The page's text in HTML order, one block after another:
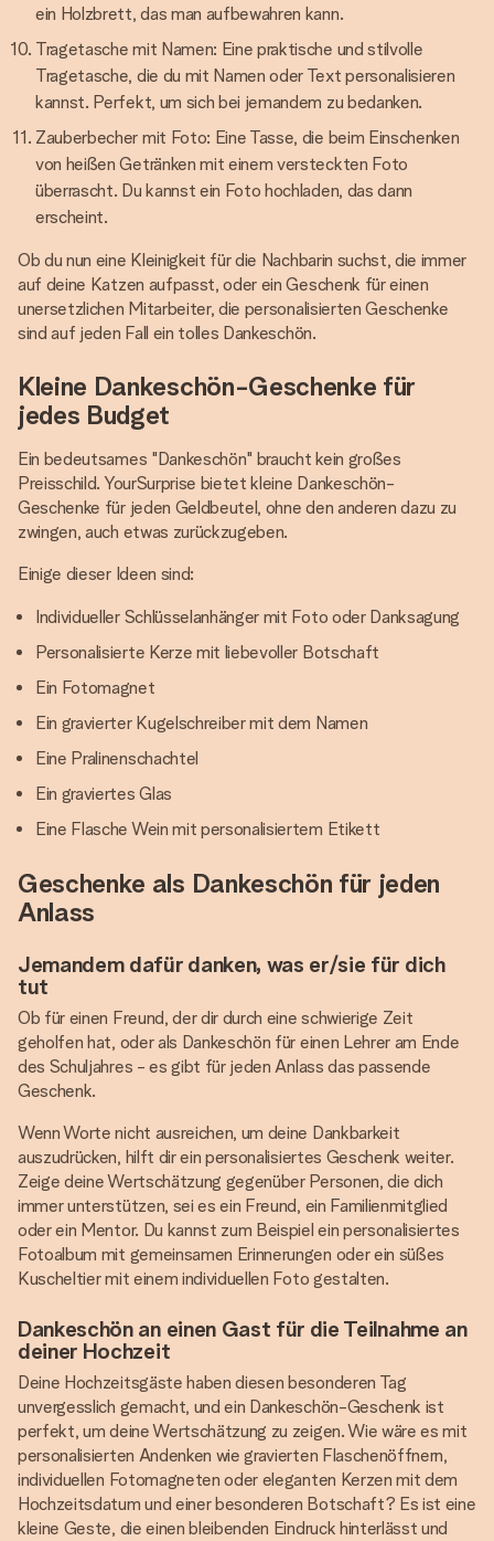
ein Holzbrett, das man aufbewahren kann.
Tragetasche mit Namen: Eine praktische und stilvolle
Tragetasche, die du mit Namen oder Text personalisieren
kannst. Perfekt, um sich bei jemandem zu bedanken.
Zauberbecher mit Foto: Eine Tasse, die beim Einschenken
von heißen Getränken mit einem versteckten Foto
überrascht. Du kannst ein Foto hochladen, das dann
erscheint.
Ob du nun eine Kleinigkeit für die Nachbarin suchst, die immer
auf deine Katzen aufpasst, oder ein Geschenk für einen
unersetzlichen Mitarbeiter, die personalisierten Geschenke
sind auf jeden Fall ein tolles Dankeschön.
Kleine Dankeschön-Geschenke für
jedes Budget
Ein bedeutsames "Dankeschön" braucht kein großes
Preisschild. YourSurprise bietet kleine Dankeschön-
Geschenke für jeden Geldbeutel, ohne den anderen dazu zu
zwingen, auch etwas zurückzugeben.
Einige dieser Ideen sind:
Individueller Schlüsselanhänger mit Foto oder Danksagung
Personalisierte Kerze mit liebevoller Botschaft
Ein Fotomagnet
Ein gravierter Kugelschreiber mit dem Namen
Eine Pralinenschachtel
Ein graviertes Glas
Eine Flasche Wein mit personalisiertem Etikett
Geschenke als Dankeschön für jeden
Anlass
Jemandem dafür danken, was er/sie für dich
tut
Ob für einen Freund, der dir durch eine schwierige Zeit
geholfen hat, oder als Dankeschön für einen Lehrer am Ende
des Schuljahres - es gibt für jeden Anlass das passende
Geschenk.
Wenn Worte nicht ausreichen, um deine Dankbarkeit
auszudrücken, hilft dir ein personalisiertes Geschenk weiter.
Zeige deine Wertschätzung gegenüber Personen, die dich
immer unterstützen, sei es ein Freund, ein Familienmitglied
oder ein Mentor. Du kannst zum Beispiel ein personalisiertes
Fotoalbum mit gemeinsamen Erinnerungen oder ein süßes
Kuscheltier mit einem individuellen Foto gestalten.
Dankeschön an einen Gast für die Teilnahme an
deiner Hochzeit
Deine Hochzeitsgäste haben diesen besonderen Tag
unvergesslich gemacht, und ein Dankeschön-Geschenk ist
perfekt, um deine Wertschätzung zu zeigen. Wie wäre es mit
personalisierten Andenken wie gravierten Flaschenöffnern,
individuellen Fotomagneten oder eleganten Kerzen mit dem
Hochzeitsdatum und einer besonderen Botschaft? Es ist eine
kleine Geste, die einen bleibenden Eindruck hinterlässt und